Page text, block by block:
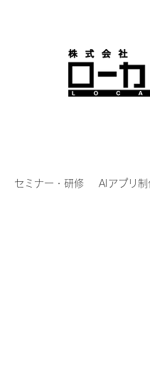
セミナー・研修 AIアプリ制